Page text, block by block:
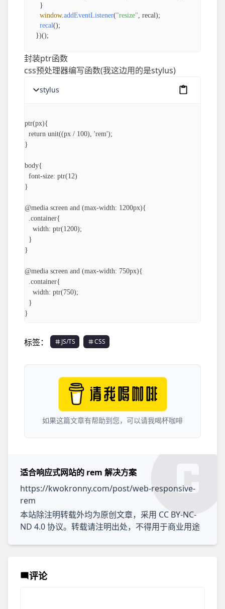
    }
window.addEventListener("resize", recal);
recal();
封装ptr函数
css预处理器编写函数(我这边用的是stylus)
stylus 复制成功
ptr(px){
  return unit((px / 100), 'rem');
}
body{
  font-size: ptr(12)
}
@media screen and (max-width: 1200px){
  .container{
    width: ptr(1200);
  }
}
@media screen and (max-width: 750px){
  .container{
    width: ptr(750);
  }
标签： JS/TS CSS
如果这篇文章有帮助到您，可以请我喝杯咖啡
感谢您赐我KUN力
适合响应式网站的 rem 解决方案
https://kwokronny.com/post/web-responsive-
rem
本站除注明转载外均为原创文章，采用 CC BY-NC-
ND 4.0协议。转载请注明出处，不得用于商业用途
评论